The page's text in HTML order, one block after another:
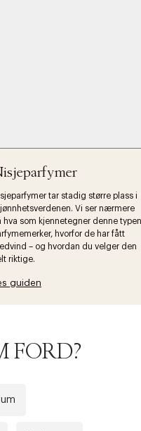
tar stadig større plass i
Vi ser nærmere
hva som kjennetegner denne typen
hvorfor de har fått
– og hvordan du velger den
riktige.
guiden
FORD?